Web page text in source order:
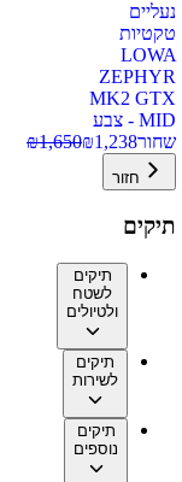
נעליים
טקטיות
LOWA
ZEPHYR
MK2 GTX
MID - צבע
שחור
₪1,238
₪1,650
חזור
תיקים
תיקים
לשטח
ולטיולים
תיקים
לשירות
תיקים
נוספים